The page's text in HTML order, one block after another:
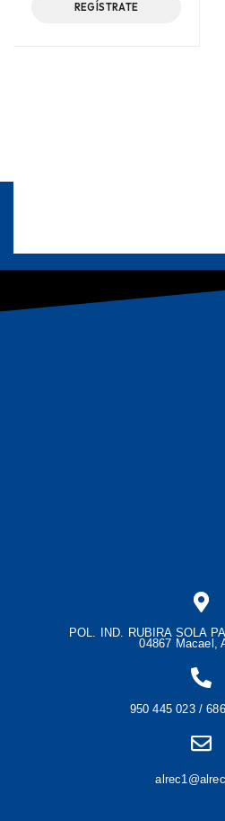
REGÍSTRATE
POL. IND. RUBIRA SOLA
04867 Macael,
950 445 023 /